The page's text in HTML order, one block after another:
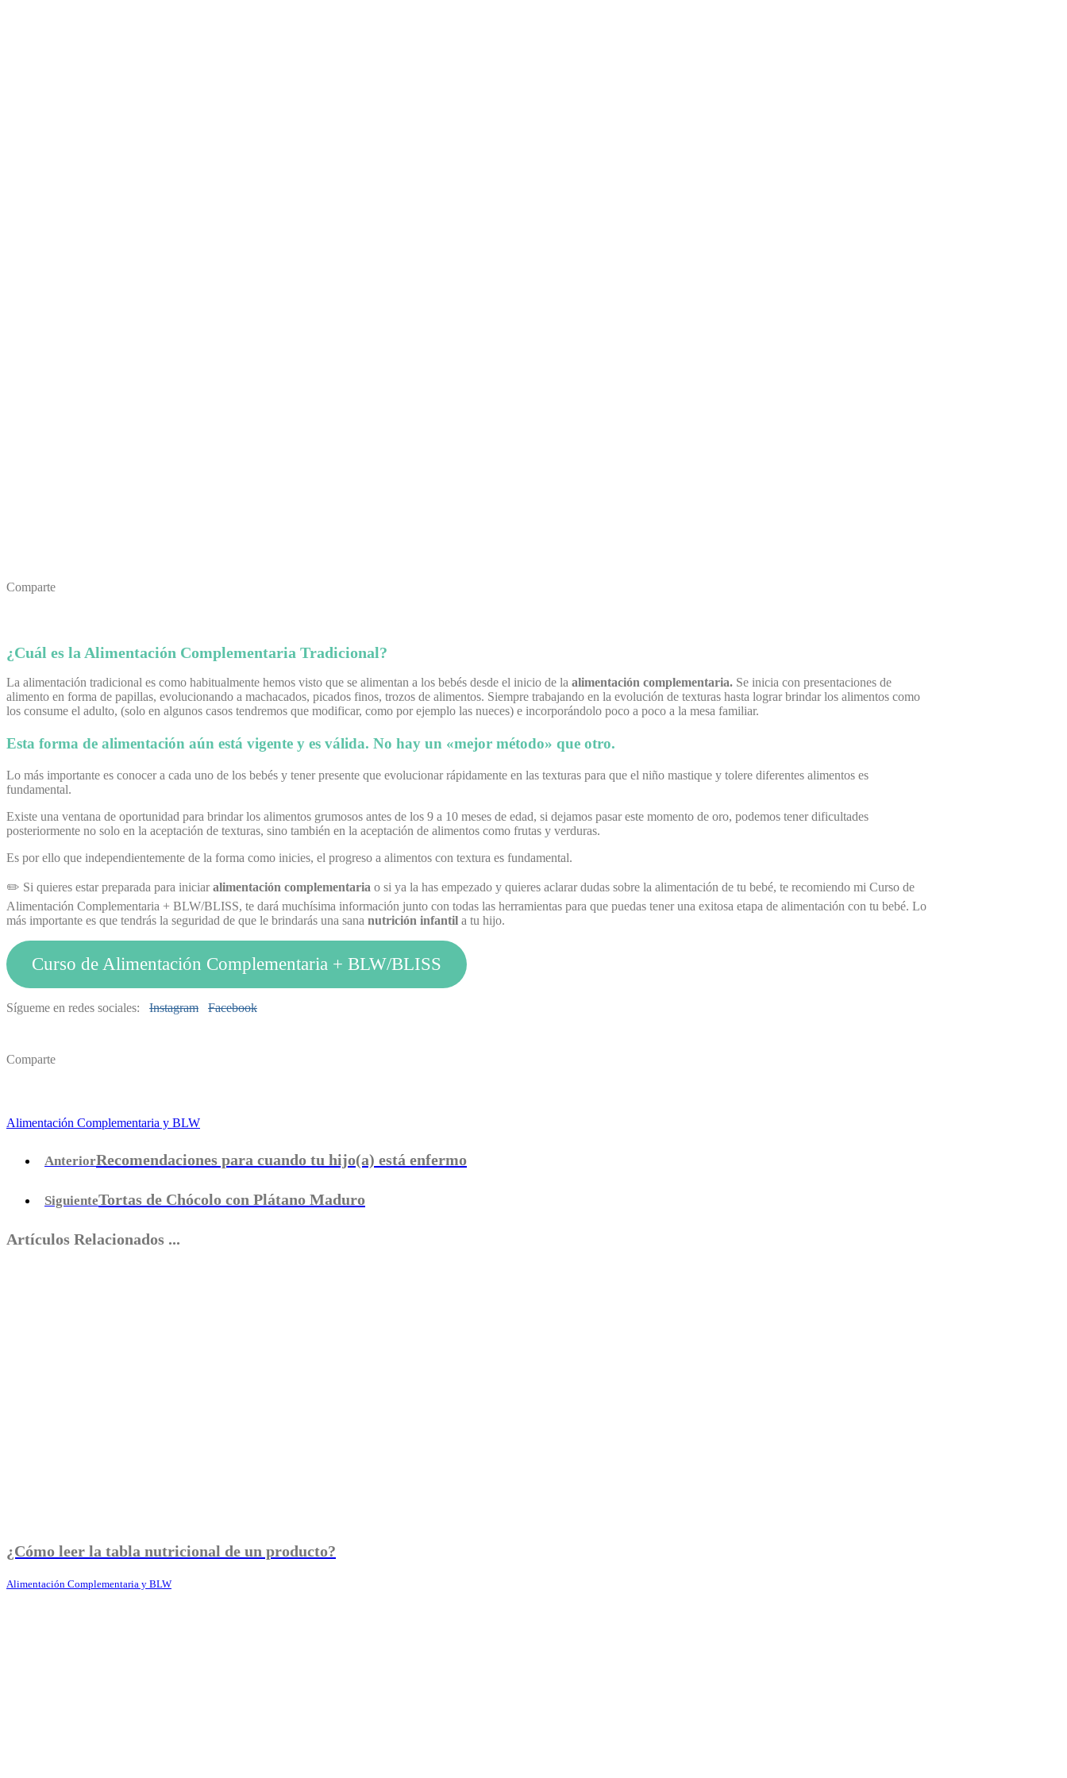
Comparte
¿Cuál es la Alimentación Complementaria Tradicional?
La alimentación tradicional es como habitualmente hemos visto que se alimentan a los bebés desde el inicio de la alimentación complementaria. Se inicia con presentaciones de
alimento en forma de papillas, evolucionando a machacados, picados finos, trozos de alimentos. Siempre trabajando en la evolución de texturas hasta lograr brindar los alimentos como
los consume el adulto, (solo en algunos casos tendremos que modificar, como por ejemplo las nueces) e incorporándolo poco a poco a la mesa familiar.
Esta forma de alimentación aún está vigente y es válida. No hay un «mejor método» que otro.
Lo más importante es conocer a cada uno de los bebés y tener presente que evolucionar rápidamente en las texturas para que el niño mastique y tolere diferentes alimentos es
fundamental.
Existe una ventana de oportunidad para brindar los alimentos grumosos antes de los 9 a 10 meses de edad, si dejamos pasar este momento de oro, podemos tener dificultades
posteriormente no solo en la aceptación de texturas, sino también en la aceptación de alimentos como frutas y verduras.
Es por ello que independientemente de la forma como inicies, el progreso a alimentos con textura es fundamental.
✏️ Si quieres estar preparada para iniciaralimentación complementaria o si ya la has empezado y quieres aclarar dudas sobre la alimentación de tu bebé, te recomiendo mi Curso de
Alimentación Complementaria + BLW/BLISS, te dará muchísima información junto con todas las herramientas para que puedas tener una exitosa etapa de alimentación con tu bebé. Lo
más importante es que tendrás la seguridad de que le brindarás una sana nutrición infantil a tu hijo.
Curso de Alimentación Complementaria + BLW/BLISS
Sígueme en redes sociales: Instagram Facebook
Comparte
Alimentación Complementaria y BLW
AnteriorRecomendaciones para cuando tu hijo(a) está enfermo
SiguienteTortas de Chócolo con Plátano Maduro
Artículos Relacionados ...
¿Cómo leer la tabla nutricional de un producto?
Alimentación Complementaria y BLW